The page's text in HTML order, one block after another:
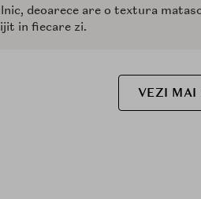
deoarece are o textura
in fiecare zi.
VEZI MAI